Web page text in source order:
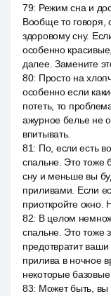
79: Режим сна и
Вообще то говоря,
здоровому сну.
особенно
далее. Замените
80: Просто на
особенно если
потеть, то
ажурное белье не
впитывать.
81: По, если есть
спальне. Это тоже
сну и меньше вы
приливами. Если
приоткройте окно.
82: В целом
спальне. Это тоже
предотвратит
прилива в ночное
некоторые
83: Может быть, вы